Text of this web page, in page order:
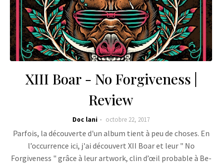
XIII Boar - No Forgiveness |
Review
Doc lani octobre 22, 2017
Parfois, la découverte d'un album tient à peu de choses. En
l’occurrence ici, j'ai découvert XII Boar et leur " No
Forgiveness " grâce à leur artwork, clin d’œil probable à Be-